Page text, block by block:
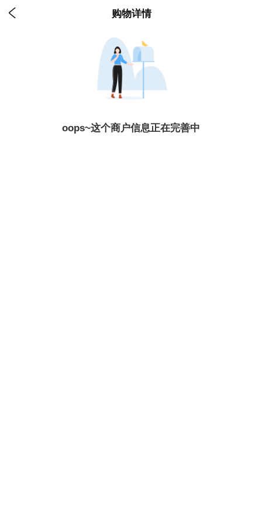
 购物详情
oops~这个商户信息正在完善中